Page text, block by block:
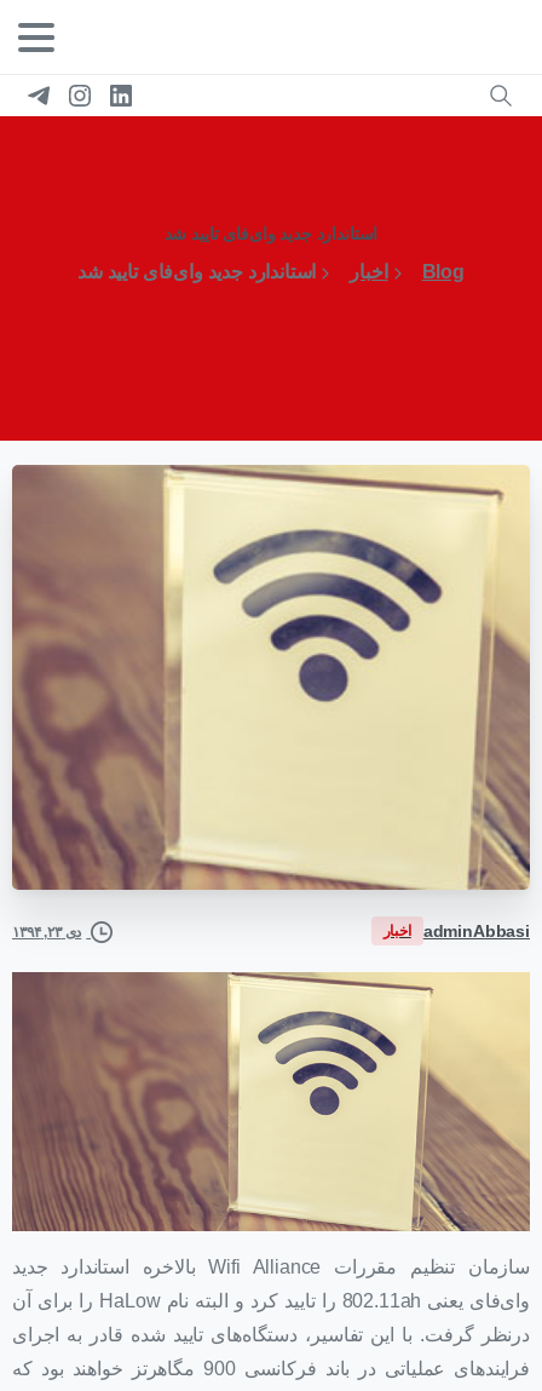
استاندارد جدید وای‌فای تایید شد
Blog اخبار استاندارد جدید وای‌فای تایید شد
adminAbbasi اخبار دی ۲۳, ۱۳۹۴
سازمان تنظیم مقررات Wifi Alliance بالاخره استاندارد جدید
وای‌‌فای یعنی 802.11ah را تایید کرد و البته نام HaLow را برای آن
درنظر گرفت. با این تفاسیر، دستگاه‌های تایید شده قادر به اجرای
فرایندهای عملیاتی در باند فرکانسی 900 مگاهرتز خواهند بود که